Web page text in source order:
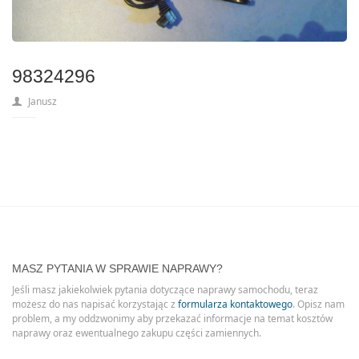
98324296
Janusz
MASZ PYTANIA W SPRAWIE NAPRAWY?
Jeśli masz jakiekolwiek pytania dotyczące naprawy samochodu, teraz
możesz do nas napisać korzystając z formularza kontaktowego. Opisz nam
problem, a my oddzwonimy aby przekazać informacje na temat kosztów
naprawy oraz ewentualnego zakupu części zamiennych.